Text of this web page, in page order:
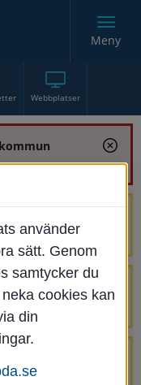
Webbplatser
Meny
använder
sätt. Genom
samtycker du
cookies kan
din